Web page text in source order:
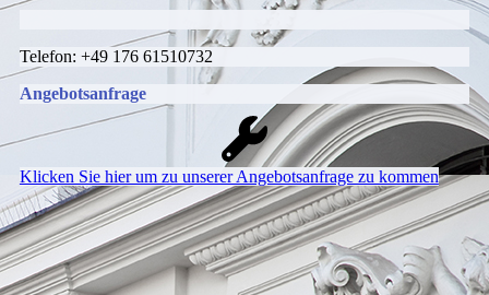
Telefon: +49 176 61510732
Angebotsanfrage
Klicken Sie hier um zu unserer An­ge­bots­an­fra­ge zu kommen